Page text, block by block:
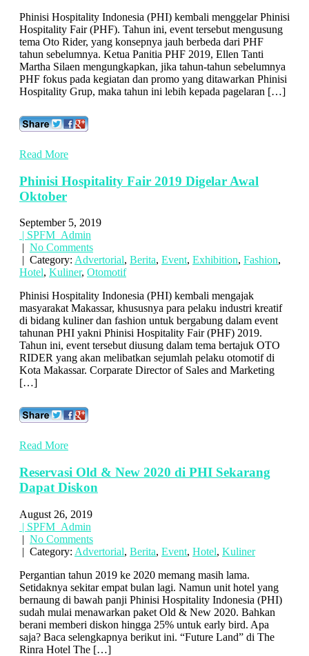
Phinisi Hospitality Indonesia (PHI) kembali menggelar Phinisi
Hospitality Fair (PHF). Tahun ini, event tersebut mengusung
tema Oto Rider, yang konsepnya jauh berbeda dari PHF
tahun sebelumnya. Ketua Panitia PHF 2019, Ellen Tanti
Martha Silaen mengungkapkan, jika tahun-tahun sebelumnya
PHF fokus pada kegiatan dan promo yang ditawarkan Phinisi
Hospitality Grup, maka tahun ini lebih kepada pagelaran […]
Read More
Phinisi Hospitality Fair 2019 Digelar Awal
Oktober
September 5, 2019
| SPFM_Admin
| No Comments
| Category: Advertorial, Berita, Event, Exhibition, Fashion,
Hotel, Kuliner, Otomotif
Phinisi Hospitality Indonesia (PHI) kembali mengajak
masyarakat Makassar, khususnya para pelaku industri kreatif
di bidang kuliner dan fashion untuk bergabung dalam event
tahunan PHI yakni Phinisi Hospitality Fair (PHF) 2019.
Tahun ini, event tersebut diusung dalam tema bertajuk OTO
RIDER yang akan melibatkan sejumlah pelaku otomotif di
Kota Makassar. Corparate Director of Sales and Marketing
[…]
Read More
Reservasi Old & New 2020 di PHI Sekarang
Dapat Diskon
August 26, 2019
| SPFM_Admin
| No Comments
| Category: Advertorial, Berita, Event, Hotel, Kuliner
Pergantian tahun 2019 ke 2020 memang masih lama.
Setidaknya sekitar empat bulan lagi. Namun unit hotel yang
bernaung di bawah panji Phinisi Hospitality Indonesia (PHI)
sudah mulai menawarkan paket Old & New 2020. Bahkan
berani memberi diskon hingga 25% untuk early bird. Apa
saja? Baca selengkapnya berikut ini. “Future Land” di The
Rinra Hotel The […]